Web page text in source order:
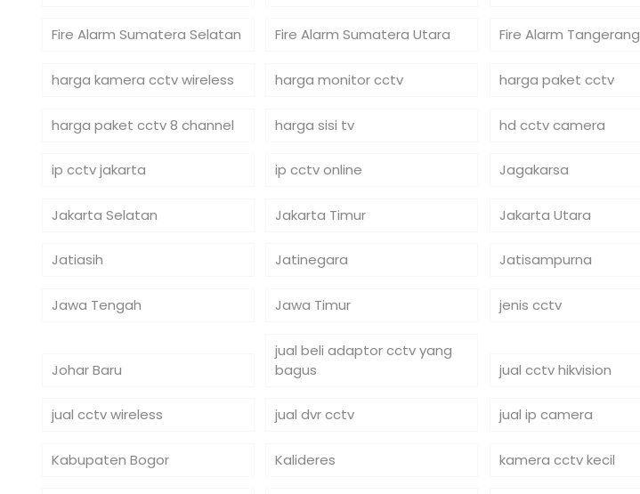
Fire Alarm Sumatera Selatan Fire Alarm Sumatera Utara Fire Alarm Tangerang
harga kamera cctv wireless harga monitor cctv harga paket cctv
harga paket cctv 8 channel harga sisi tv hd cctv camera
ip cctv jakarta ip cctv online Jagakarsa
Jakarta Selatan Jakarta Timur Jakarta Utara
Jatiasih Jatinegara Jatisampurna
Jawa Tengah Jawa Timur jenis cctv
Johar Baru
jual beli adaptor cctv yang
bagus
jual cctv hikvision
jual cctv wireless jual dvr cctv jual ip camera
Kabupaten Bogor Kalideres kamera cctv kecil